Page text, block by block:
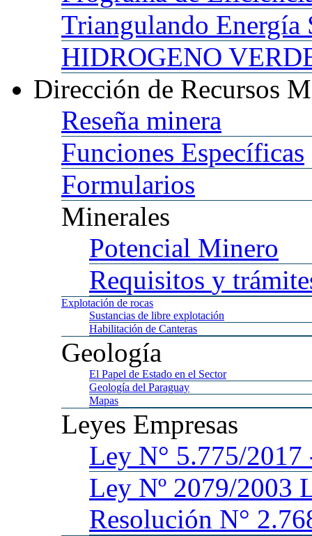
Triangulando Energía
HIDROGENO
Dirección de Recursos
Reseña minera
Funciones Específicas
Formularios
Minerales
Potencial Minero
Requisitos y
Explotación de rocas
Sustancias de libre explotación
Habilitación de Canteras
Geología
El Papel de Estado en el Sector
Geología del Paraguay
Mapas
Leyes Empresas
Ley N° 5.775/
Ley Nº 2079/2003
Resolución N°